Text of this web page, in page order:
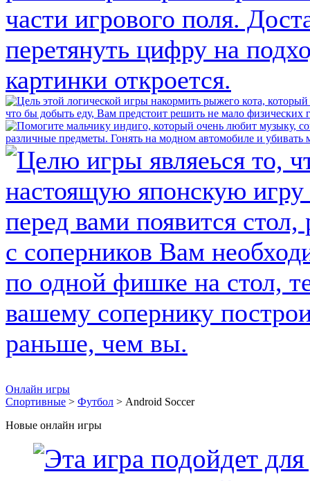
Онлайн игры
Спортивные > Футбол > Android Soccer
Новые онлайн игры